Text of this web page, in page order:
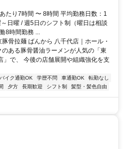
たり7時間 〜 8時間 平均勤務日数：1
日曜 / 週5日のシフト制（曜日は相談
8時間勤務 ...
骨拉麺 ばんから 八千代店｜ホール・
ある豚骨醤油ラーメンが人気の「東
」で、 今後の店舗展開や組織強化を支
バイク通勤OK 学歴不問 車通勤OK
転勤なし
夕方 長期歓迎 シフト制 髪型・髪色自由